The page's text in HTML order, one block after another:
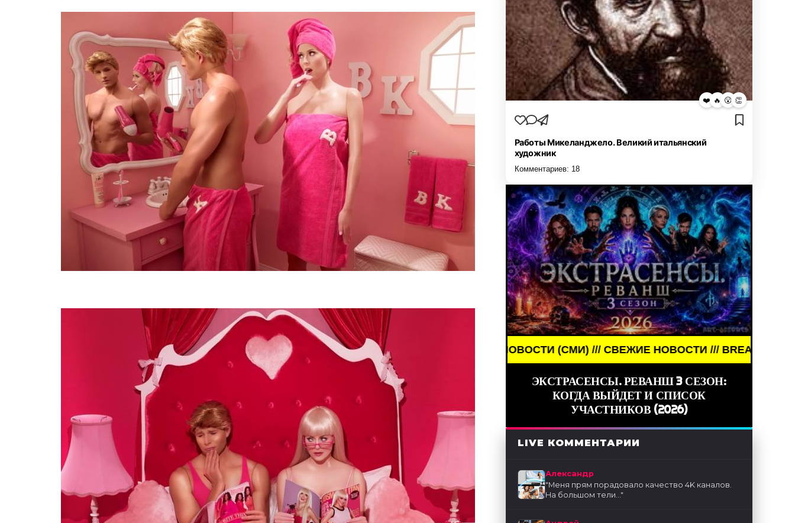
❤️ 🔥 😮 👏
Работы Микеланджело. Великий итальянский
художник
Комментариев: 18
BREAKING NEWS /// НОВОСТИ (СМИ) /// СВЕЖИЕ НОВОСТИ /// BREAKING NEWS /// НОВОСТИ
ЭКСТРАСЕНСЫ. РЕВАНШ 3 СЕЗОН:
КОГДА ВЫЙДЕТ И СПИСОК
УЧАСТНИКОВ (2026)
LIVE КОММЕНТАРИИ
Александр
"Меня прям порадовало качество 4K каналов.
На большом тели..."